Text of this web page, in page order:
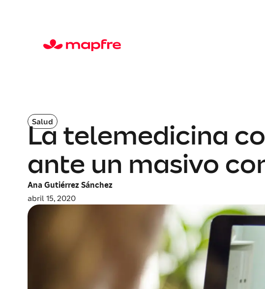
Salud
La telemedicina
ante un masivo
Ana Gutiérrez Sánchez
abril 15, 2020